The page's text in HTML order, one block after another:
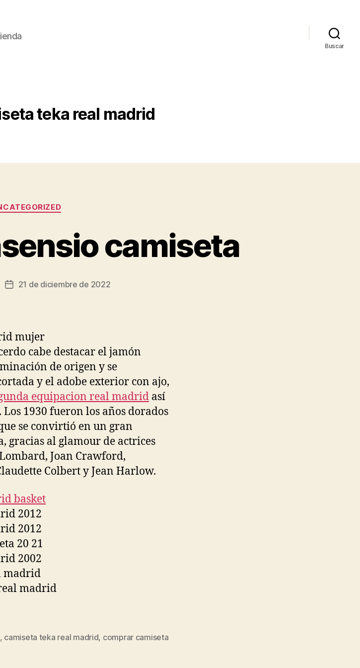
Buscar
teka real madrid
Categorías
camiseta
Fecha21 de diciembre de 2022
cabe destacar el jamón
de origen y se
y el adobe exterior con ajo,
equipacion real madrid así
1930 fueron los años dorados
se convirtió en un gran
gracias al glamour de actrices
Joan Crawford,
Colbert y Jean Harlow.
, camiseta teka real madrid, comprar camiseta